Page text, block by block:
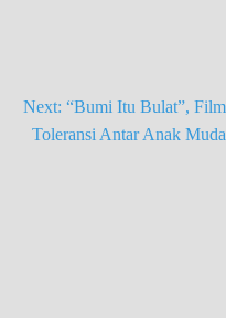
Next: “Bumi Itu Bulat”, Film
Toleransi Antar Anak Muda